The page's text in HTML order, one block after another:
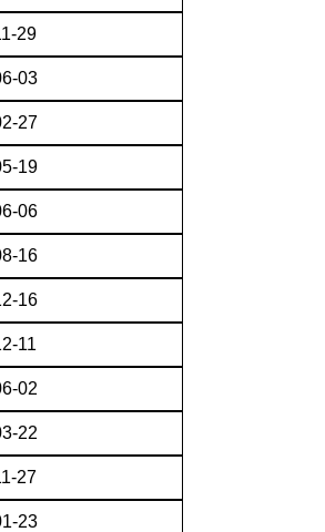
29
03
27
19
06
16
16
11
02
22
27
23